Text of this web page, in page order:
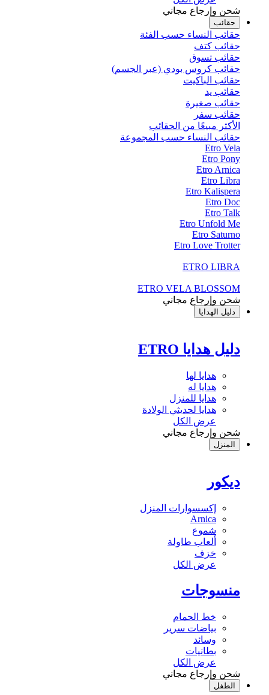
شحن وإرجاع مجاني
حقائب
حقائب النساء حسب الفئة
حقائب كتف
حقائب تسوق
حقائب كروس بودي (عبر الجسم)
حقائب الباكيت
حقائب يد
حقائب صغيرة
حقائب سفر
الأكثر مبيعًا من الحقائب
حقائب النساء حسب المجموعة
Etro Vela
Etro Pony
Etro Arnica
Etro Libra
Etro Kalispera
Etro Doc
Etro Talk
Etro Unfold Me
Etro Saturno
Etro Love Trotter
ETRO LIBRA
ETRO VELA BLOSSOM
شحن وإرجاع مجاني
دليل الهدايا
دليل هدايا ETRO
هدايا لها
هدايا له
هدايا للمنزل
هدايا لحديثي الولادة
عرض الكل
شحن وإرجاع مجاني
المنزل
ديكور
إكسسوارات المنزل
Arnica
شموع
ألعاب طاولة
خزف
عرض الكل
منسوجات
خط الحمام
بياضات سرير
وسائد
بطانيات
عرض الكل
شحن وإرجاع مجاني
الطفل